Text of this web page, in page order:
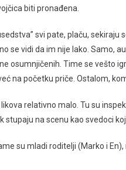
biti pronađena.
svi pate, plaču,
se vidi da im nije lako. Samo,
osumnjičenih. Time se vešto
na početku priče. Ostalom,
likova relativno malo. Tu su
stupaju na scenu kao svedoci
su mladi roditelji (Marko i